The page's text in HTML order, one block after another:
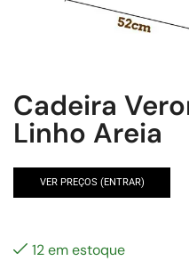
Cadeira
Linho Areia
VER PREÇOS (ENTRAR)
12 em estoque